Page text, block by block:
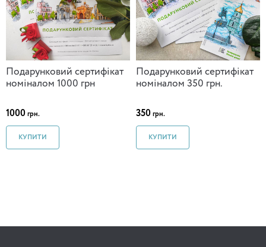
Подарунковий сертифікат
номіналом 1000 грн
1000 грн.
КУПИТИ
Подарунковий сертифікат
номіналом 350 грн.
350 грн.
КУПИТИ